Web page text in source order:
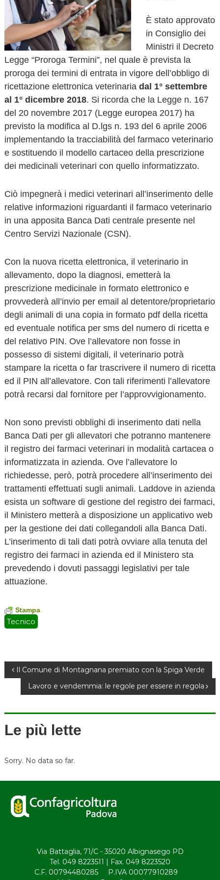
o
v
a
È stato approvato
in Consiglio dei
Ministri il Decreto
Legge “Proroga Termini”, nel quale è prevista la
proroga dei termini di entrata in vigore dell’obbligo di
ricettazione elettronica veterinaria dal 1° settembre
al 1° dicembre 2018. Si ricorda che la Legge n. 167
del 20 novembre 2017 (Legge europea 2017) ha
previsto la modifica al D.lgs n. 193 del 6 aprile 2006
implementando la tracciabilità del farmaco veterinario
e sostituendo il modello cartaceo della prescrizione
dei medicinali veterinari con quello informatizzato.
Ciò impegnerà i medici veterinari all’inserimento delle
relative informazioni riguardanti il farmaco veterinario
in una apposita Banca Dati centrale presente nel
Centro Servizi Nazionale (CSN).
Con la nuova ricetta elettronica, il veterinario in
allevamento, dopo la diagnosi, emetterà la
prescrizione medicinale in formato elettronico e
provvederà all’invio per email al detentore/proprietario
degli animali di una copia in formato pdf della ricetta
ed eventuale notifica per sms del numero di ricetta e
del relativo PIN. Ove l’allevatore non fosse in
possesso di sistemi digitali, il veterinario potrà
stampare la ricetta o far trascrivere il numero di ricetta
ed il PIN all’allevatore. Con tali riferimenti l’allevatore
potrà recarsi dal fornitore per l’approvvigionamento.
Non sono previsti obblighi di inserimento dati nella
Banca Dati per gli allevatori che potranno mantenere
il registro dei farmaci veterinari in modalità cartacea o
informatizzata in azienda. Ove l’allevatore lo
richiedesse, però, potrà procedere all’inserimento dei
trattamenti effettuati sugli animali. Laddove in azienda
esista un software di gestione del registro dei farmaci,
il Ministero metterà a disposizione un applicativo web
per la gestione dei dati collegandoli alla Banca Dati.
L’inserimento di tali dati potrà ovviare alla tenuta del
registro dei farmaci in azienda ed il Ministero sta
prevedendo i dovuti passaggi legislativi per tale
attuazione.
Stampa
Tecnico
N
v
i
g
a
z
Il Comune di Montagnana premiato con la Spiga Verde
Lavoro e vendemmia: le regole per essere in regola
Le più lette
Sorry. No data so far.
Via Battaglia, 71/C - 35020 Albignasego PD
Tel. 049 8223511 | Fax. 049 8223520
C.F. 00794480285 P.IVA 00077910289